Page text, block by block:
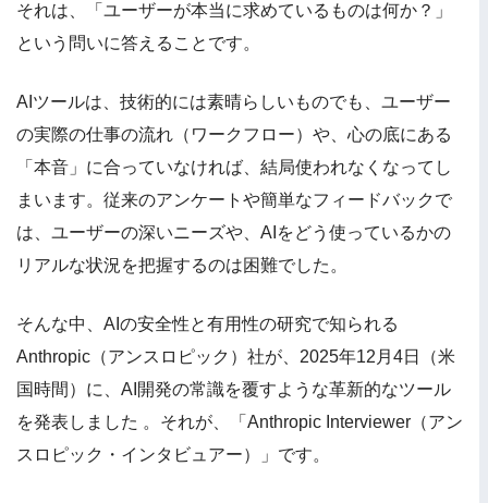
それは、「ユーザーが本当に求めているものは何か？」
という問いに答えることです。
AIツールは、技術的には素晴らしいものでも、ユーザー
の実際の仕事の流れ（ワークフロー）や、心の底にある
「本音」に合っていなければ、結局使われなくなってし
まいます。従来のアンケートや簡単なフィードバックで
は、ユーザーの深いニーズや、AIをどう使っているかの
リアルな状況を把握するのは困難でした。
そんな中、AIの安全性と有用性の研究で知られる
Anthropic（アンスロピック）社が、2025年12月4日（米
国時間）に、AI開発の常識を覆すような革新的なツール
を発表しました 。それが、「Anthropic Interviewer（アン
スロピック・インタビュアー）」です。